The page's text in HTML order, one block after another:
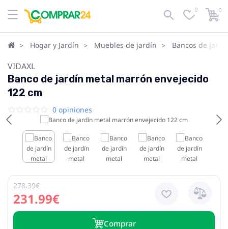
0 0
Hogar y Jardín Muebles de jardín Bancos de
VIDAXL
Banco de jardín metal marrón envejecido
122 cm
0 opiniones
231.99€
278.39€
Сomprar